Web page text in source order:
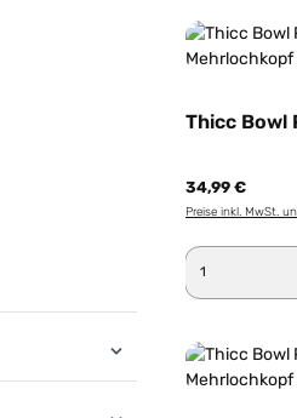
Thicc Bowl
34,99 €
Preise inkl. MwSt.
Produkt